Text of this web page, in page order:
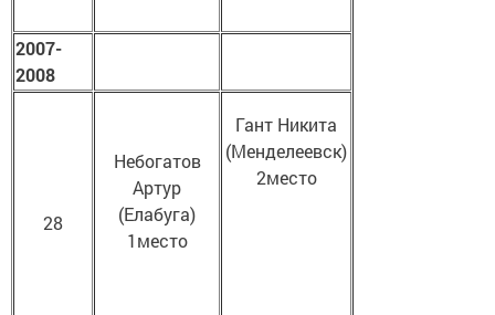
2007-
2008
28
Небогатов
Артур
(Елабуга)
1место
Гант Никита
(Менделеевск)
2место